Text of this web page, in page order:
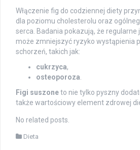
Włączenie fig do codziennej diety
dla poziomu cholesterolu oraz
serca. Badania pokazują, że
może zmniejszyć ryzyko wystąpienia
schorzeń, takich jak:
cukrzyca,
osteoporoza
Figi suszoneto nie tylko pyszny
także wartościowy element zdrowej
No related posts.
Dieta